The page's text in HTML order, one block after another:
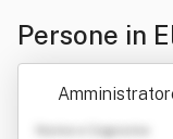
Persone in
Nome e Cognome